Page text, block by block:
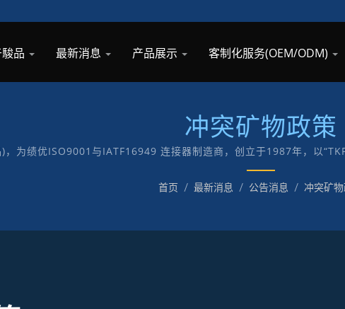
品 最新消息 产品展示 客制化服务(OEM/ODM)
冲突矿物政策
，为绩优ISO9001与IATF16949 连接器制造商，创立于1987年，以
首页 / 最新消息 / 公告消息 / 冲突矿物